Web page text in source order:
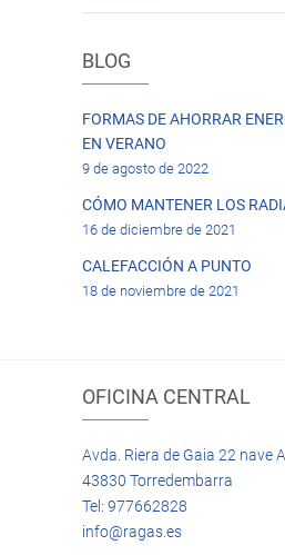
BLOG
FORMAS DE AHORRAR
EN VERANO
9 de agosto de 2022
CÓMO MANTENER LOS
16 de diciembre de 2021
CALEFACCIÓN A PUNTO
18 de noviembre de 2021
OFICINA CENTRAL
Avda. Riera de Gaia 22 nave A
43830 Torredembarra
Tel: 977662828
info@ragas.es